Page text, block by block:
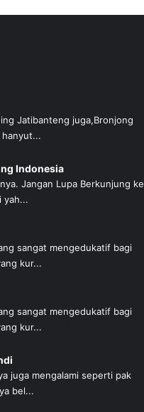
Jatibanteng juga,Bronjong
hanyut...
Indonesia
Jangan Lupa Berkunjung ke
yah...
sangat mengedukatif bagi
kur...
sangat mengedukatif bagi
kur...
juga mengalami seperti pak
bel...